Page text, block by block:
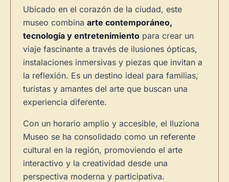
Ubicado en el corazón de la ciudad, este
museo combina arte contemporáneo,
tecnología y entretenimiento para crear un
viaje fascinante a través de ilusiones ópticas,
instalaciones inmersivas y piezas que invitan a
la reflexión. Es un destino ideal para familias,
turistas y amantes del arte que buscan una
experiencia diferente.
Con un horario amplio y accesible, el Iluziona
Museo se ha consolidado como un referente
cultural en la región, promoviendo el arte
interactivo y la creatividad desde una
perspectiva moderna y participativa.